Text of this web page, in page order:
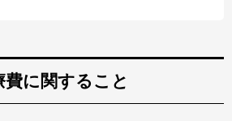
費に関すること